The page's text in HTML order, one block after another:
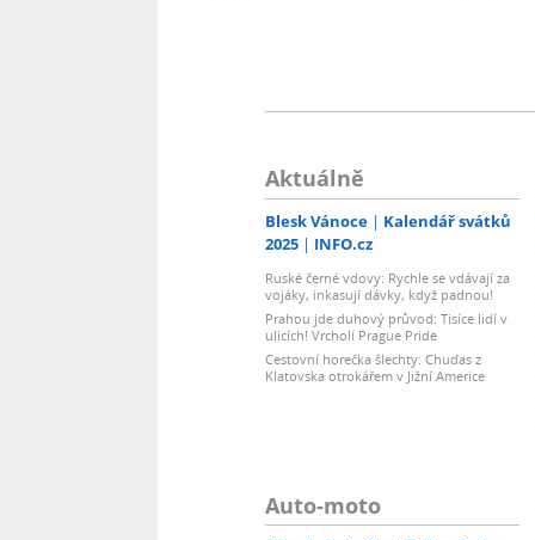
Aktuálně
Blesk Vánoce
Kalendář svátků
2025
INFO.cz
Ruské černé vdovy: Rychle se vdávají za
vojáky, inkasují dávky, když padnou!
Prahou jde duhový průvod: Tisíce lidí v
ulicích! Vrcholí Prague Pride
Cestovní horečka šlechty: Chuďas z
Klatovska otrokářem v Jižní Americe
Auto-moto